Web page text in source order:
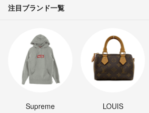
注目ブランド一覧
Supreme
LOUIS